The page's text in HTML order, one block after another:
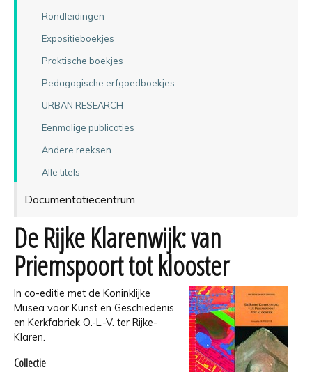
Rondleidingen
Expositieboekjes
Praktische boekjes
Pedagogische erfgoedboekjes
URBAN RESEARCH
Eenmalige publicaties
Andere reeksen
Alle titels
Documentatiecentrum
De Rijke Klarenwijk: van
Priemspoort tot klooster
In co-editie met de Koninklijke
Musea voor Kunst en Geschiedenis
en Kerkfabriek O.-L.-V. ter Rijke-
Klaren.
Collectie